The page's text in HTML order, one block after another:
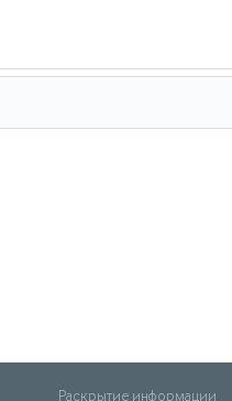
Раскрытие информации